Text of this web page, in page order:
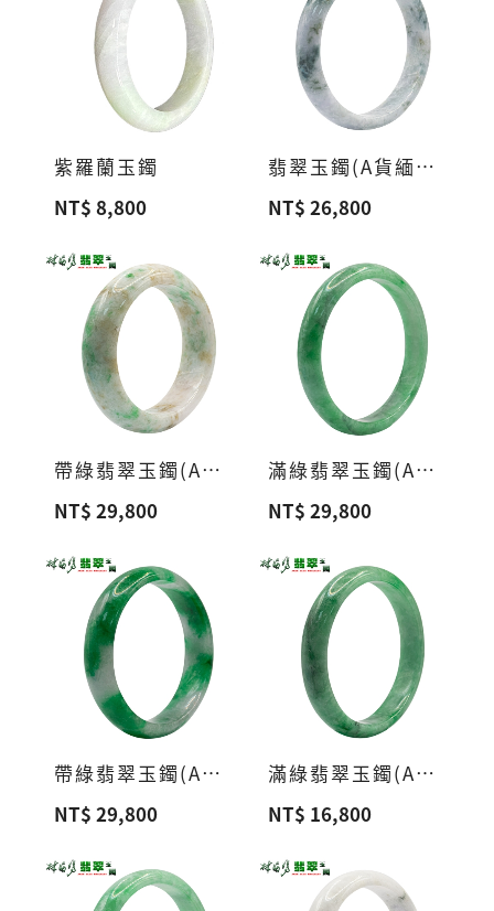
紫羅蘭玉鐲
NT$ 8,800
翡翠玉鐲(A貨緬甸玉)A21
NT$ 26,800
帶綠翡翠玉鐲(A貨緬甸玉)A20
NT$ 29,800
滿綠翡翠玉鐲(A貨緬甸玉)A19
NT$ 29,800
帶綠翡翠玉鐲(A貨緬甸玉)A18
NT$ 29,800
滿綠翡翠玉鐲(A貨緬甸玉)A17
NT$ 16,800